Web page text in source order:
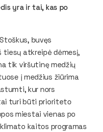
yra ir tai, kas po
buvęs
tiesų atkreipė dėmesį,
tik viršutinę medžių
į medžius žiūrima
kur nors
turi būti prioriteto
miestai vienas po
kaitos programas